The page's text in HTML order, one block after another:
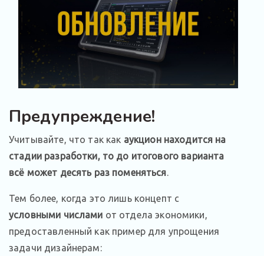
Предупреждение!
Учитывайте, что так как аукцион находится на
стадии разработки, то до итогового варианта
всё может десять раз поменяться.
Тем более, когда это лишь концепт с
условными числами от отдела экономики,
предоставленный как пример для упрощения
задачи дизайнерам: